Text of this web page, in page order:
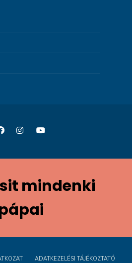
mindenki
ADATKEZELÉSI TÁJÉKOZTATÓ